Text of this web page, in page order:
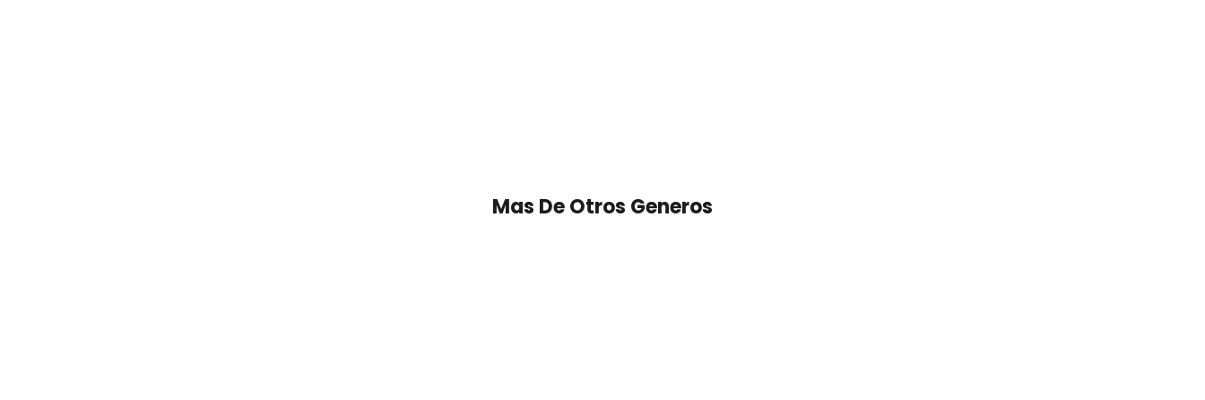
Mas De Otros Generos